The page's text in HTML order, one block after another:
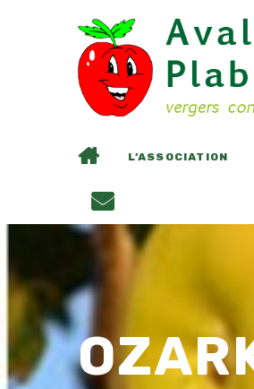
L’ASSOCIATION